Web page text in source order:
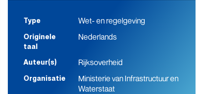
Type Wet- en regelgeving
Originele
taal
Nederlands
Auteur(s) Rijksoverheid
Organisatie
Ministerie van Infrastructuur en
Waterstaat